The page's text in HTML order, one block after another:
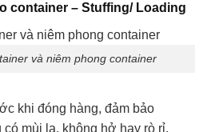
container – Stuffing/ Loading
và niêm phong container
khi đóng hàng, đảm bảo
mùi lạ, không hở hay rò rỉ.